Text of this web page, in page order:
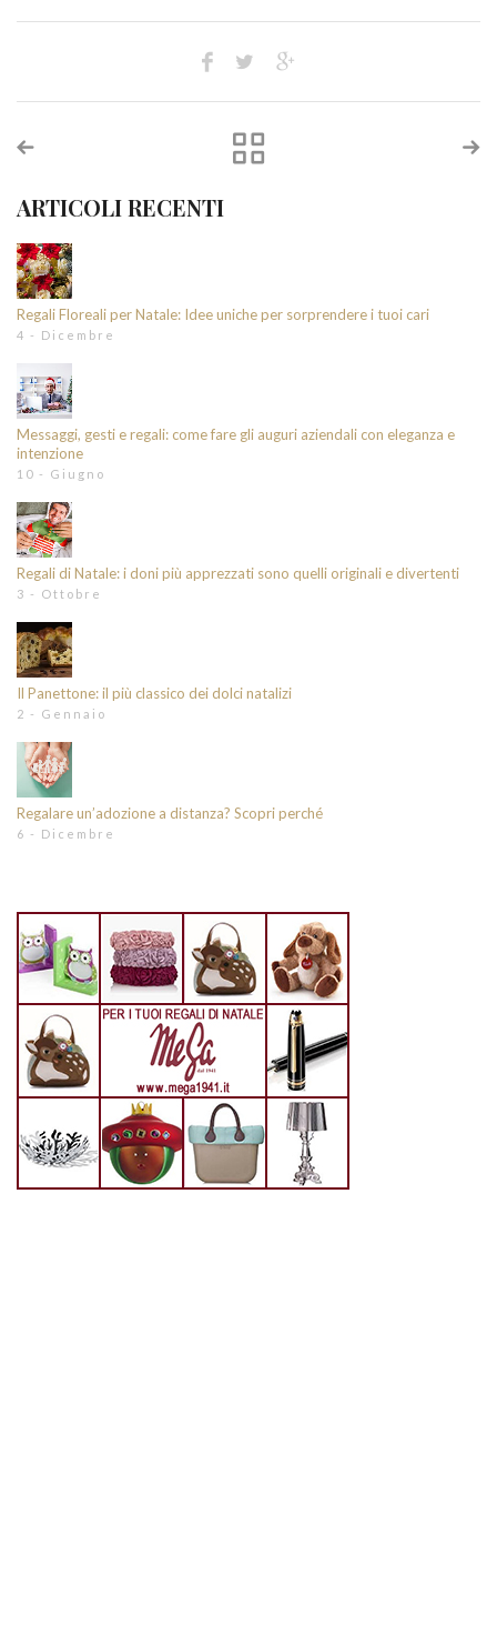
ARTICOLI RECENTI
Regali Floreali per Natale: Idee uniche per sorprendere i tuoi cari
4 - Dicembre
Messaggi, gesti e regali: come fare gli auguri aziendali con eleganza e
intenzione
10 - Giugno
Regali di Natale: i doni più apprezzati sono quelli originali e divertenti
3 - Ottobre
Il Panettone: il più classico dei dolci natalizi
2 - Gennaio
Regalare un’adozione a distanza? Scopri perché
6 - Dicembre